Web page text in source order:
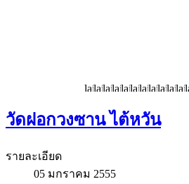
วัดฝอกวงซาน ไต้หวัน
รายละเอียด
05 มกราคม 2555